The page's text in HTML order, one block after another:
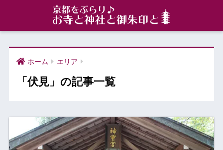
ホーム エリア
「伏見」の記事一覧